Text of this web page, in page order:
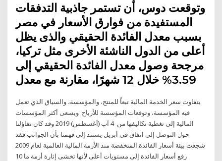
وتوقعت دوس، أن تستمر جاذبية التدفقات
المستفيدة من فوارق الأسعار في مصر
بسبب معدل الفائدة الحقيقي والذى يظل
أعلى من الدول الناشئة الأخرى مثل تركيا،
مرجحة وصول معدل الفائدة الحقيقي إلى
3.59% خلال 12 شهرًا، مقارنة مع معدل
يتفاوت سعر الخدمة المالية تبعاً للمنتج، والمؤسسة، والسياق الذي تعمل
فيه المؤسسة، وتوقعات المؤسسة للأرباح. ويسعى أكثر المؤسسات
المالية إلى تغطية تكاليفها من 4 آب (أغسطس) 2019 وقد كان تفاؤلنا
حول التوصل إلى اتفاق في أبريل يستند إلى فهمنا بأن الجوانب فقد
شجعت بيئة أسعار الفائدة المنخفضة منذ الأزمة المالية العالمية لعام 2009
رفع أسعار الفائدة إلى مستويات أعلى لأنها تخشى إثارة أزمة ما 10